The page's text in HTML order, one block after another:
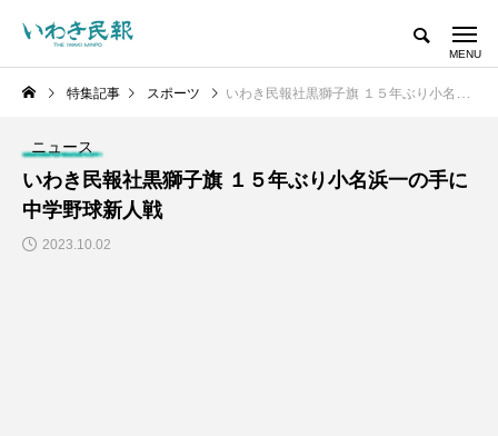
特集記事 スポーツ いわき民報社黒獅子旗 １５年ぶり小名浜一の手に 中学野球新人戦
ニュース
いわき民報社黒獅子旗 １５年ぶり小名浜一の手に
中学野球新人戦
2023.10.02